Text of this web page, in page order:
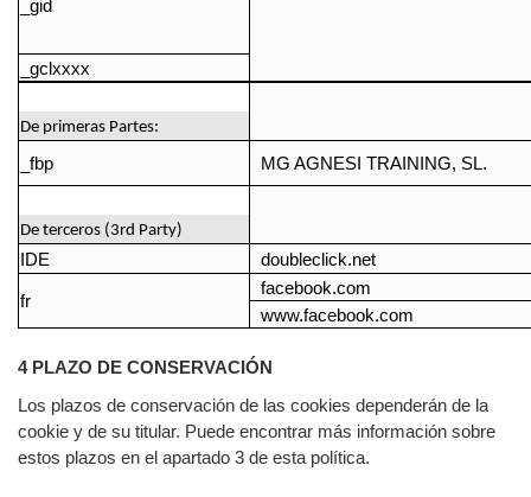
_gid
_gclxxxx
De primeras Partes:
_fbp MG AGNESI TRAINING, SL.
De terceros (3rd Party)
IDE doubleclick.net
fr
facebook.com
www.facebook.com
4 PLAZO DE CONSERVACIÓN
Los plazos de conservación de las cookies dependerán de la
cookie y de su titular. Puede encontrar más información sobre
estos plazos en el apartado 3 de esta política.